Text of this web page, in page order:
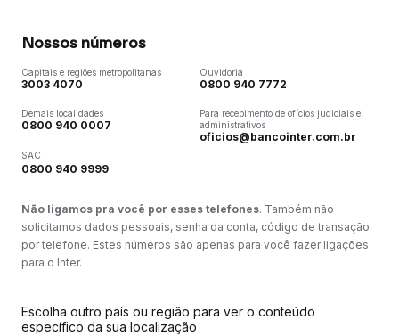
Nossos números
Capitais e regiões metropolitanas
3003 4070
Demais localidades
0800 940 0007
SAC
0800 940 9999
Ouvidoria
0800 940 7772
Para recebimento de ofícios judiciais e
administrativos
oficios@bancointer.com.br
Não ligamos pra você por esses telefones. Também não
solicitamos dados pessoais, senha da conta, código de transação
por telefone. Estes números são apenas para você fazer ligações
para o Inter.
Escolha outro país ou região para ver o conteúdo
específico da sua localização